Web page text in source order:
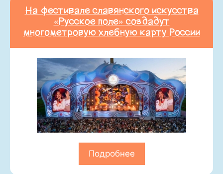
На фестивале славянского искусства
«Русское поле» создадут
многометровую хлебную карту России
Подробнее